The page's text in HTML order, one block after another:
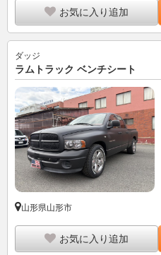
お気に入り追加
ダッジ
ラムトラック ベンチシート
山形県山形市
お気に入り追加